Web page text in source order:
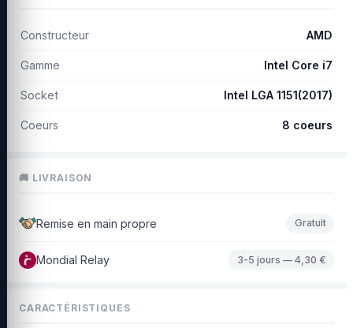
CARACTÉRISTIQUES
Constructeur AMD
Gamme Intel Core i7
Socket Intel LGA 1151(2017)
Coeurs 8 coeurs
🚚 LIVRAISON
Remise en main propre Gratuit
Mondial Relay 3-5 jours — 4,30 €